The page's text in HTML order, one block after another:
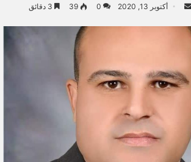
ر
ل
أكتوبر 13, 2020 0
39